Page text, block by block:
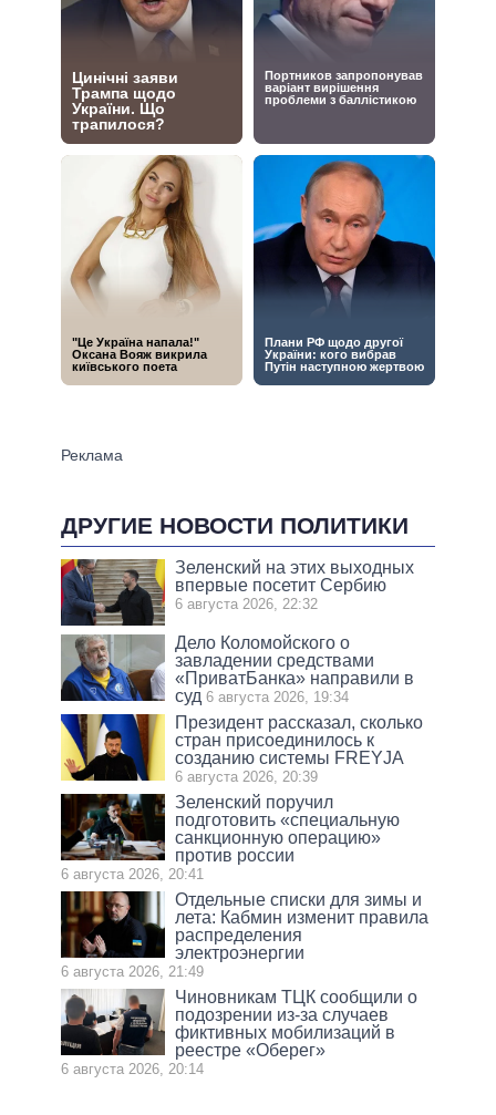
ДРУГИЕ НОВОСТИ ПОЛИТИКИ
Зеленский на этих выходных
впервые посетит Сербию
6 августа 2026, 22:32
Дело Коломойского о
завладении средствами
«ПриватБанка» направили в
суд 6 августа 2026, 19:34
Президент рассказал, сколько
стран присоединилось к
созданию системы FREYJA
6 августа 2026, 20:39
Зеленский поручил
подготовить «специальную
санкционную операцию»
против россии
6 августа 2026, 20:41
Отдельные списки для зимы и
лета: Кабмин изменит правила
распределения
электроэнергии
6 августа 2026, 21:49
Чиновникам ТЦК сообщили о
подозрении из-за случаев
фиктивных мобилизаций в
реестре «Оберег»
6 августа 2026, 20:14